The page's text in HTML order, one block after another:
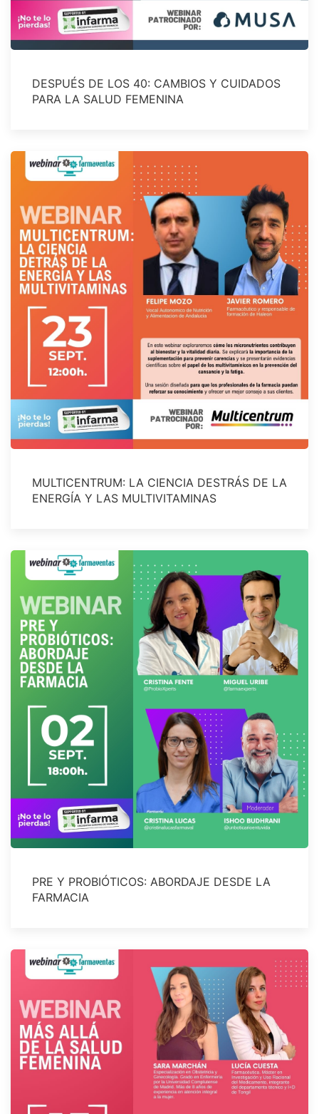
DESPUÉS DE LOS 40: CAMBIOS Y CUIDADOS
PARA LA SALUD FEMENINA
MULTICENTRUM: LA CIENCIA DESTRÁS DE LA
ENERGÍA Y LAS MULTIVITAMINAS
PRE Y PROBIÓTICOS: ABORDAJE DESDE LA
FARMACIA